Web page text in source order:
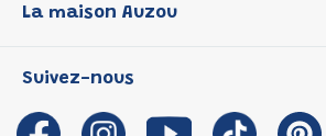
P'tit Loup
Les Influenceuses
Migali
La maison Auzou
Notre histoire
Auzou s'engage
Suivez-nous